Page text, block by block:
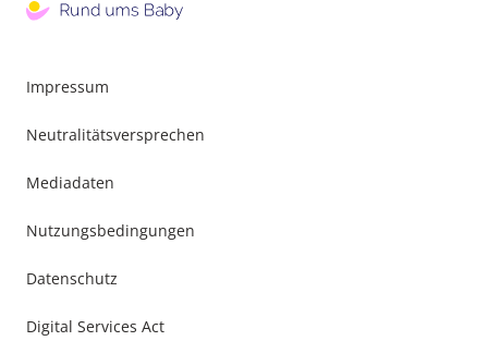
Impressum
Neutralitätsversprechen
Mediadaten
Nutzungsbedingungen
Datenschutz
Digital Services Act